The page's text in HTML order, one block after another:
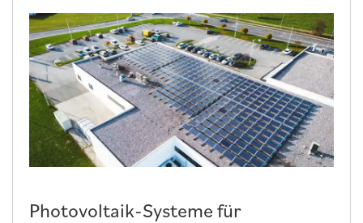
Systeme für
Photovoltaik-